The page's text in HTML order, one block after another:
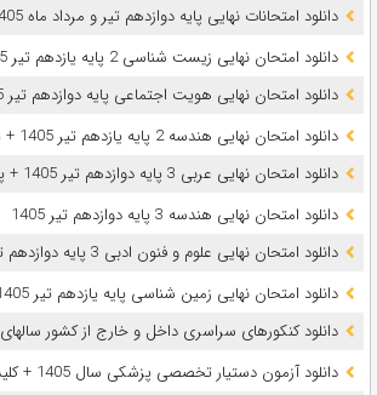
دانلود امتحانات نهایی پایه دوازدهم تیر و مرداد ماه 1405
دانلود امتحان نهایی زیست شناسی 2 پایه یازدهم تیر 1405 + پاسخ
دانلود امتحان نهایی هویت اجتماعی پایه دوازدهم تیر 1405 + پاسخ
دانلود امتحان نهایی هندسه 2 پایه یازدهم تیر 1405 + پاسخ
دانلود امتحان نهایی عربی 3 پایه دوازدهم تیر 1405 + پاسخ
دانلود امتحان نهایی هندسه 3 پایه دوازدهم تیر 1405
دانلود امتحان نهایی علوم و فنون ادبی 3 پایه دوازدهم تیر 1405
دانلود امتحان نهایی زمین شناسی پایه یازدهم تیر 1405
دانلود کنکورهای سراسری داخل و خارج از کشور سالهای 1381 تا 1405
دانلود آزمون دستیار تخصصی پزشکی سال 1405 + کلید نهایی